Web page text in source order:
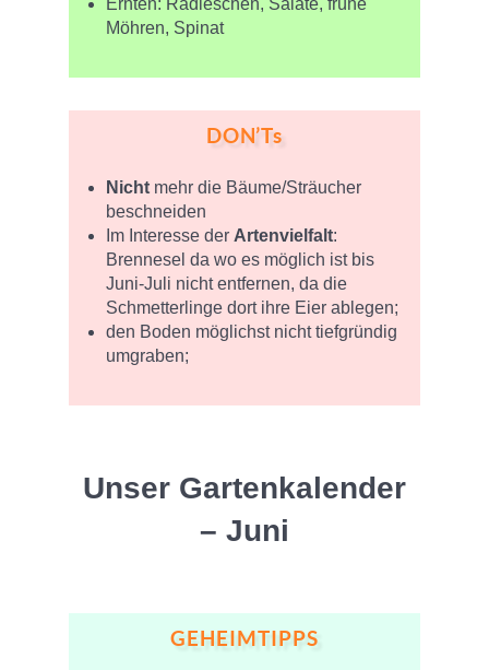
Möhren, Spinat
DON’Ts
Nicht mehr die Bäume/Sträucher
beschneiden
Im Interesse der Artenvielfalt:
Brennesel da wo es möglich ist bis
Juni-Juli nicht entfernen, da die
Schmetterlinge dort ihre Eier ablegen;
den Boden möglichst nicht tiefgründig
umgraben;
Unser Gartenkalender
– Juni
GEHEIMTIPPS